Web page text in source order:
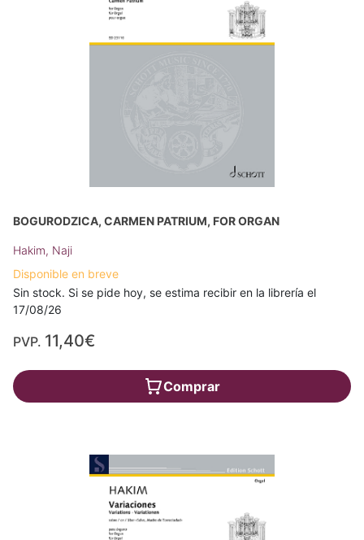
BOGURODZICA, CARMEN PATRIUM, FOR ORGAN
Hakim, Naji
Disponible en breve
Sin stock. Si se pide hoy, se estima recibir en la librería el
17/08/26
PVP. 11,40€
Comprar